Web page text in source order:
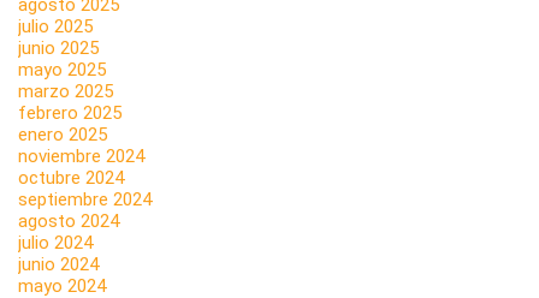
agosto 2025
julio 2025
junio 2025
mayo 2025
marzo 2025
febrero 2025
enero 2025
noviembre 2024
octubre 2024
septiembre 2024
agosto 2024
julio 2024
junio 2024
mayo 2024